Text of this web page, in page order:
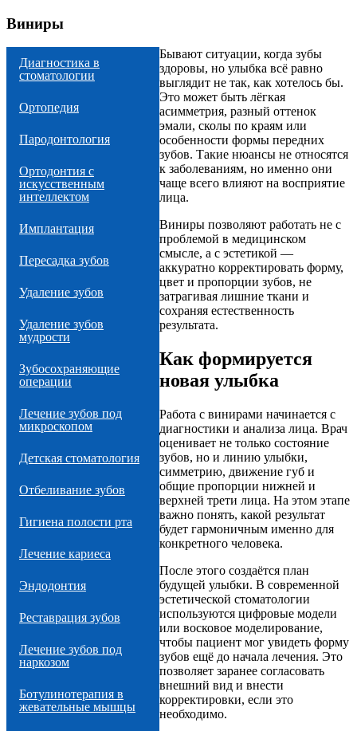
Виниры
Диагностика в
стоматологии
Ортопедия
Пародонтология
Ортодонтия с
искусственным
интеллектом
Имплантация
Пересадка зубов
Удаление зубов
Удаление зубов
мудрости
Зубосохраняющие
операции
Лечение зубов под
микроскопом
Детская стоматология
Отбеливание зубов
Гигиена полости рта
Лечение кариеса
Эндодонтия
Реставрация зубов
Лечение зубов под
наркозом
Ботулинотерапия в
жевательные мышцы
Бывают ситуации, когда зубы
здоровы, но улыбка всё равно
выглядит не так, как хотелось бы.
Это может быть лёгкая
асимметрия, разный оттенок
эмали, сколы по краям или
особенности формы передних
зубов. Такие нюансы не относятся
к заболеваниям, но именно они
чаще всего влияют на восприятие
лица.
Виниры позволяют работать не с
проблемой в медицинском
смысле, а с эстетикой —
аккуратно корректировать форму,
цвет и пропорции зубов, не
затрагивая лишние ткани и
сохраняя естественность
результата.
Как формируется
новая улыбка
Работа с винирами начинается с
диагностики и анализа лица. Врач
оценивает не только состояние
зубов, но и линию улыбки,
симметрию, движение губ и
общие пропорции нижней и
верхней трети лица. На этом этапе
важно понять, какой результат
будет гармоничным именно для
конкретного человека.
После этого создаётся план
будущей улыбки. В современной
эстетической стоматологии
используются цифровые модели
или восковое моделирование,
чтобы пациент мог увидеть форму
зубов ещё до начала лечения. Это
позволяет заранее согласовать
внешний вид и внести
корректировки, если это
необходимо.